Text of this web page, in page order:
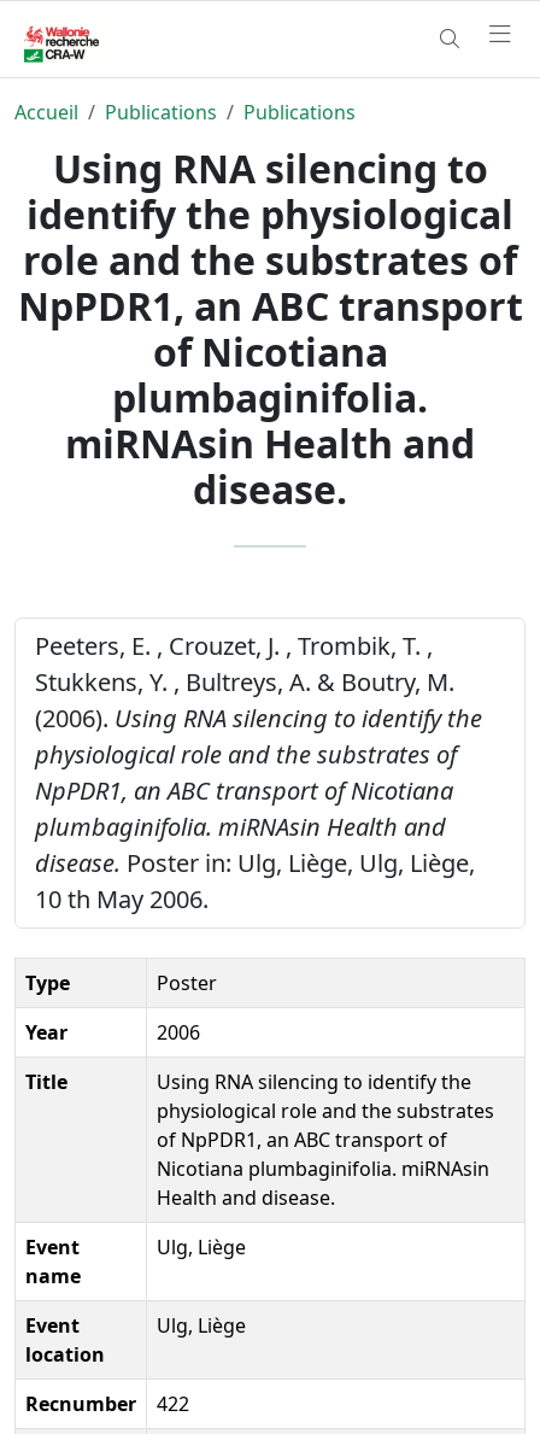
Accueil Publications Publications
Using RNA silencing to
identify the physiological
role and the substrates of
NpPDR1, an ABC transport
of Nicotiana
plumbaginifolia.
miRNAsin Health and
disease.
Peeters, E. , Crouzet, J. , Trombik, T. ,
Stukkens, Y. , Bultreys, A. & Boutry, M.
(2006). Using RNA silencing to identify the
physiological role and the substrates of
NpPDR1, an ABC transport of Nicotiana
plumbaginifolia. miRNAsin Health and
disease. Poster in: Ulg, Liège, Ulg, Liège,
10 th May 2006.
Type
Poster
Year
2006
Title
Using RNA silencing to identify the
physiological role and the substrates
of NpPDR1, an ABC transport of
Nicotiana plumbaginifolia. miRNAsin
Health and disease.
Event
name
Ulg, Liège
Event
location
Ulg, Liège
Recnumber
422